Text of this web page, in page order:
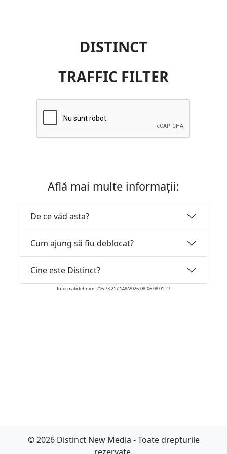
DISTINCT
TRAFFIC FILTER
Află mai multe informații:
De ce văd asta?
Cum ajung să fiu deblocat?
Cine este Distinct?
Informatii tehnice: 216.73.217.148/2026-08-06 08:01:27
© 2026 Distinct New Media - Toate drepturile